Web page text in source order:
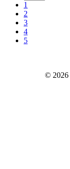
1
2
3
4
5
© 2026